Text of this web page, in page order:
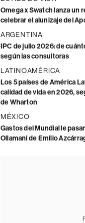
Omega x Swatch lanza un
celebrar el alunizaje del
ARGENTINA
IPC de julio 2026: de
según las consultoras
LATINOAMÉRICA
Los 5 países de América
calidad de vida en 2026,
de Wharton
MÉXICO
Gastos del Mundial le
Ollamani de Emilio